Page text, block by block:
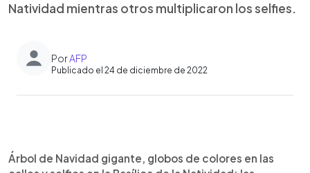
Natividad mientras otros multiplicaron los selfies.
PorAFP
Publicado el 24 de diciembre de 2022
► Escuchar artículo
Árbol de Navidad gigante, globos de colores en las